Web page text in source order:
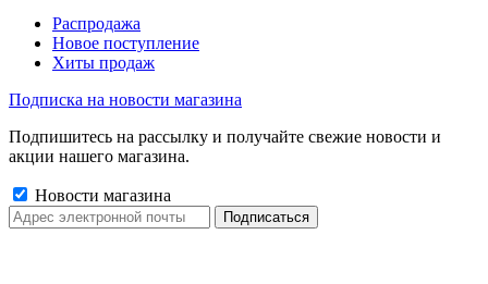
Распродажа
Новое поступление
Хиты продаж
Подписка на новости магазина
Подпишитесь на рассылку и получайте свежие новости и
акции нашего магазина.
Новости магазина